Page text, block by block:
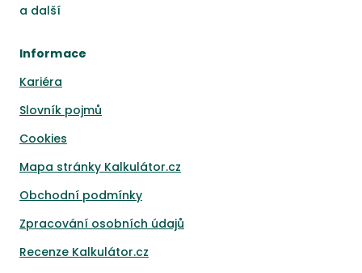
a další
Informace
Kariéra
Slovník pojmů
Cookies
Mapa stránky Kalkulátor.cz
Obchodní podmínky
Zpracování osobních údajů
Recenze Kalkulátor.cz